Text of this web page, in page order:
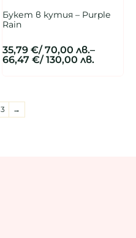
Букет в кутия – Purple
Rain
35,79 €/ 70,00 лв.–
66,47 €/ 130,00 лв.
3 →